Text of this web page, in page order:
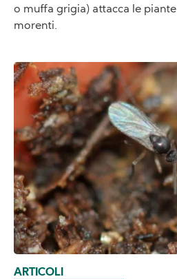
o muffa grigia) attacca le
morenti.
ARTICOLI